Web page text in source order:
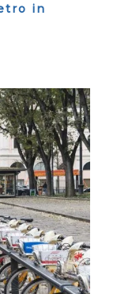
in